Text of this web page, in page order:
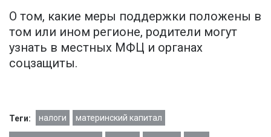
О том, какие меры поддержки положены в
том или ином регионе, родители могут
узнать в местных МФЦ и органах
соцзащиты.
Теги: налоги материнский капитал